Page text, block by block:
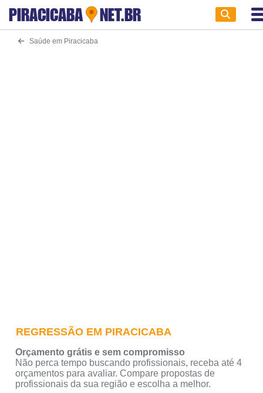
PIRACICABA NET.BR
Saúde em Piracicaba
REGRESSÃO EM PIRACICABA
Orçamento grátis e sem compromisso
Não perca tempo buscando profissionais, receba até 4
orçamentos para avaliar. Compare propostas de
profissionais da sua região e escolha a melhor.